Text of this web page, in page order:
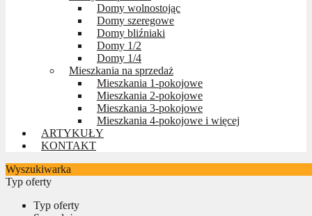
Domy wolnostojąc
Domy szeregowe
Domy bliźniaki
Domy 1/2
Domy 1/4
Mieszkania na sprzedaż
Mieszkania 1-pokojowe
Mieszkania 2-pokojowe
Mieszkania 3-pokojowe
Mieszkania 4-pokojowe i więcej
ARTYKUŁY
KONTAKT
Wyszukiwarka
Typ oferty
Typ oferty